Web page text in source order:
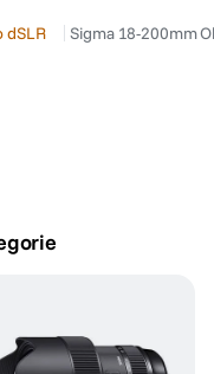
dSLR Sigma 18-200mm